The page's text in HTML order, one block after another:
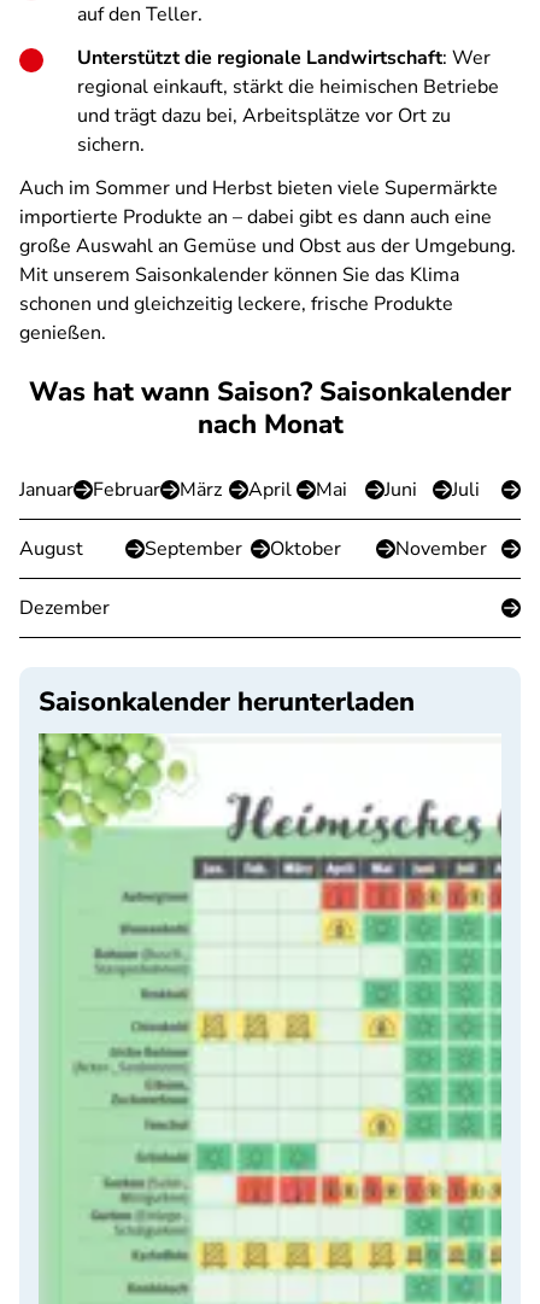
auf den Teller.
Unterstützt die regionale Landwirtschaft: Wer
regional einkauft, stärkt die heimischen Betriebe
und trägt dazu bei, Arbeitsplätze vor Ort zu
sichern.
Auch im Sommer und Herbst bieten viele Supermärkte
importierte Produkte an – dabei gibt es dann auch eine
große Auswahl an Gemüse und Obst aus der Umgebung.
Mit unserem Saisonkalender können Sie das Klima
schonen und gleichzeitig leckere, frische Produkte
genießen.
Was hat wann Saison? Saisonkalender
nach Monat
Januar Februar März April Mai Juni Juli
August September Oktober November
Dezember
Saisonkalender herunterladen